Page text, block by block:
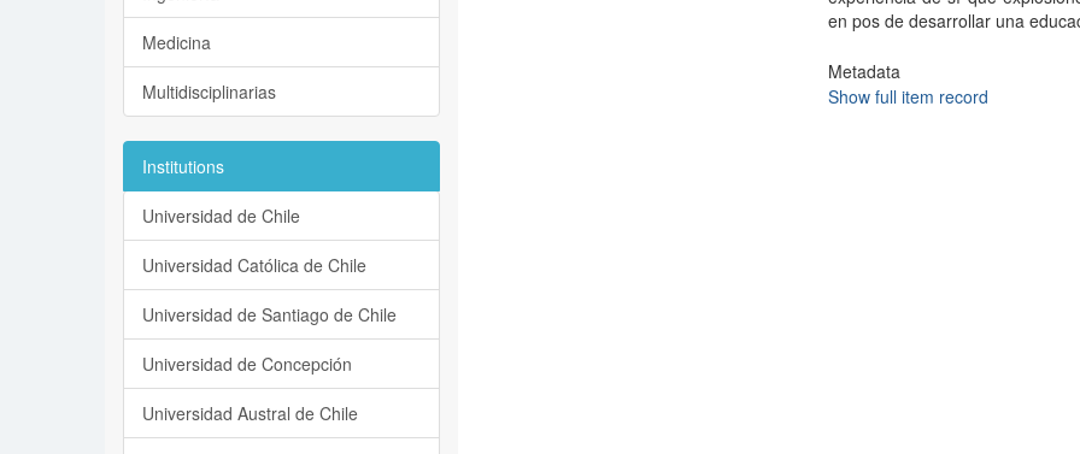
en pos de desarrollar una
Metadata
Show full item record
Medicina
Multidisciplinarias
Institutions
Universidad de Chile
Universidad Católica de Chile
Universidad de Santiago de Chile
Universidad de Concepción
Universidad Austral de Chile